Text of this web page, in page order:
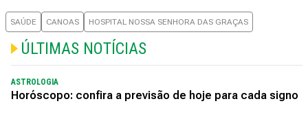
SAÚDE CANOAS HOSPITAL NOSSA SENHORA DAS GRAÇAS
ÚLTIMAS NOTÍCIAS
ASTROLOGIA
Horóscopo: confira a previsão de hoje para cada signo